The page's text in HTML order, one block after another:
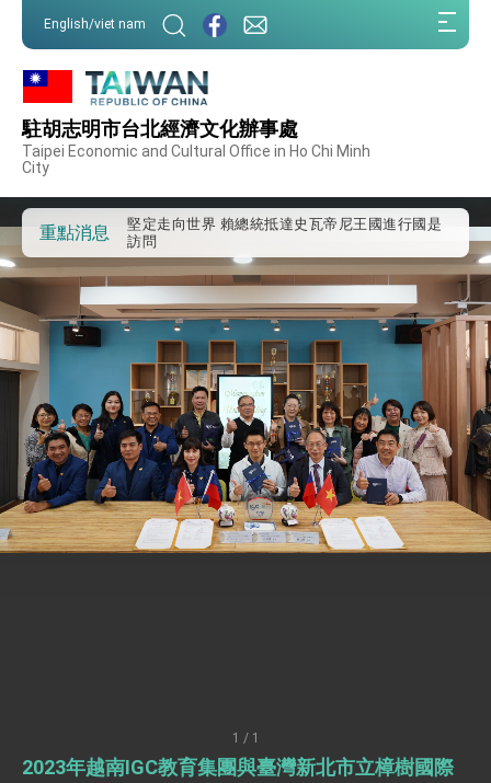
English/viet nam
駐胡志明市台北經濟文化辦事處
Taipei Economic and Cultural Office in Ho Chi Minh
City
重點消息
外交部重要言論
我國政府將在美國亞利桑納州設立「駐鳳凰城辦
第一屆亞太在宅醫療大會開幕 總統盼分享臺灣
經驗為亞太醫療照護發展開創新里程碑
外交部發布WHA文宣影片「台灣醫療點亮世界」
及「台灣智慧醫療與健康產業展」預告短片，向
走向世界 盼與理念相近國家共同維護國際秩序
堅定走向世界 賴總統抵達史瓦帝尼王國進行國是
訪問
總統與五院院長新春茶敘 盼化分歧為團結、為
國家邁出合作第一步
總統農曆春節談話
台美貿易協議完成簽署達成6大目標、創5大歷史
性突破 總統強調將以3大面向加速臺灣經濟轉型
升級 籲請立院全力支持並盡速通過
臺美簽署「對等貿易協定」確立對等關稅15%且不
疊加 我輸美2072項產品豁免對等關稅
總統接受「法新社」（AFP）專訪內容
外交部長林佳龍於《外交事務》撰文指出：自由
世界 需要台灣，團結合作方能守護繁榮
外交部長林佳龍出席《台灣光華雜誌》50週年慶
「見證蛻變，分享世界的光華」開幕式，期許數
臺美經貿談判獲階段性成果 卓揆期勉爭取時間完
成「臺美對等貿易協定」簽署
1 / 1
2023年越南IGC教育集團與臺灣新北市立樟樹國際